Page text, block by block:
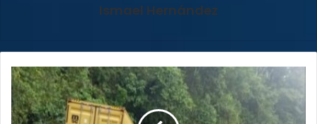
Ismael Hernández
Tráilers
fuera
del
casco